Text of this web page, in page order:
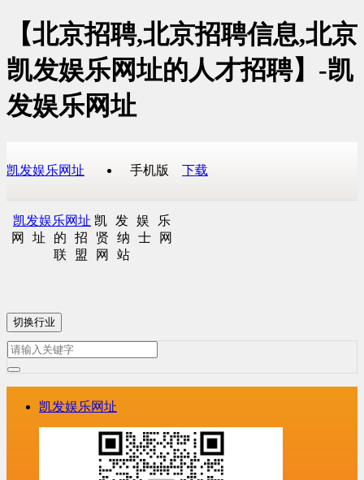
【北京招聘,北京招聘信息,北京
凯发娱乐网址的人才招聘】-凯
发娱乐网址
凯发娱乐网址 手机版 下载
凯发娱乐网址 凯发娱乐
网址的招贤纳士网
联盟网站
切换行业
凯发娱乐网址